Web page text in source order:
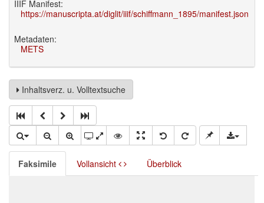
IIIF Manifest:
https://manuscripta.at/diglit/iiif/schiffmann_1895/manifest.json
Metadaten:
METS
Inhaltsverz. u. Volltextsuche
Faksimile Vollansicht Überblick